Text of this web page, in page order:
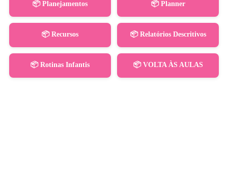
📦 Planejamentos 📦 Planner
📦 Recursos 📦 Relatórios Descritivos
📦 Rotinas Infantis 📦 VOLTA ÀS AULAS